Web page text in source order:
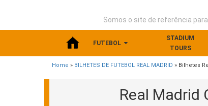
Somos o site de referência
FUTEBOL
STADIUM
TOURS
Home » BILHETES DE FUTEBOL REAL MADRID » Bilhetes
Real Madrid